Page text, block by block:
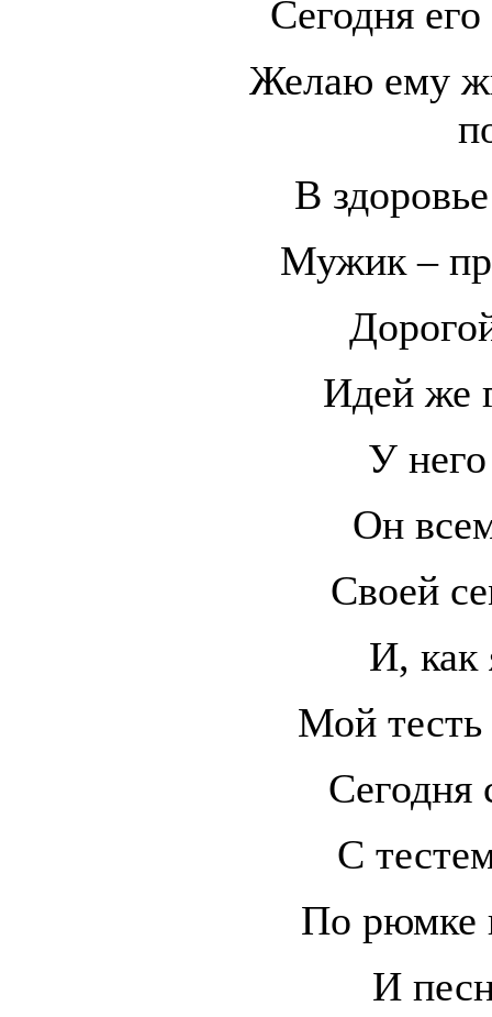
Сегодня
Желаю ему
В
Мужик –
Идей же
У
Он
Своей
И, как
Мой
Сегодня
С
По рюмке
И